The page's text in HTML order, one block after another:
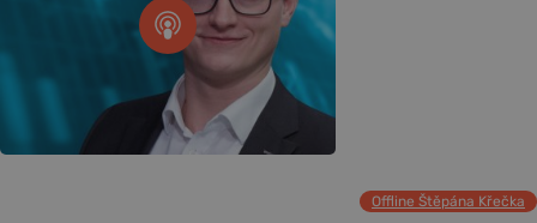
Offline Štěpána Křečka